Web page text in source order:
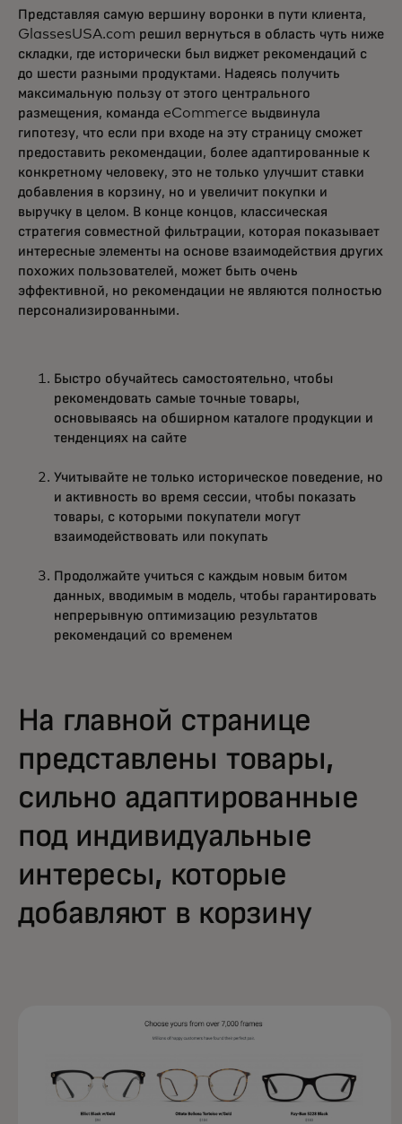
Представляя самую вершину воронки в пути клиента,
GlassesUSA.com решил вернуться в область чуть ниже
складки, где исторически был виджет рекомендаций с
до шести разными продуктами. Надеясь получить
максимальную пользу от этого центрального
размещения, команда eCommerce выдвинула
гипотезу, что если при входе на эту страницу сможет
предоставить рекомендации, более адаптированные к
конкретному человеку, это не только улучшит ставки
добавления в корзину, но и увеличит покупки и
выручку в целом. В конце концов, классическая
стратегия совместной фильтрации, которая показывает
интересные элементы на основе взаимодействия других
похожих пользователей, может быть очень
эффективной, но рекомендации не являются полностью
персонализированными.
Быстро обучайтесь самостоятельно, чтобы
рекомендовать самые точные товары,
основываясь на обширном каталоге продукции и
тенденциях на сайте
Учитывайте не только историческое поведение, но
и активность во время сессии, чтобы показать
товары, с которыми покупатели могут
взаимодействовать или покупать
Продолжайте учиться с каждым новым битом
данных, вводимым в модель, чтобы гарантировать
непрерывную оптимизацию результатов
рекомендаций со временем
На главной странице
представлены товары,
сильно адаптированные
под индивидуальные
интересы, которые
добавляют в корзину